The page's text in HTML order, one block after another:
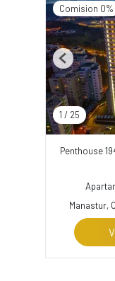
Comision 0%
1 / 25
Previous
Penthouse
Manastur,